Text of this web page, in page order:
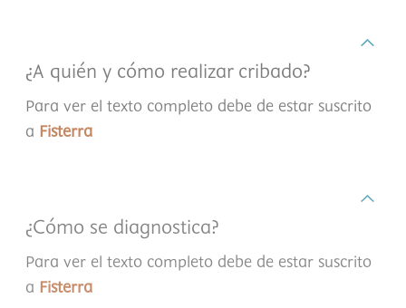
¿A quién y cómo realizar cribado?
Para ver el texto completo debe de estar suscrito
a Fisterra
¿Cómo se diagnostica?
Para ver el texto completo debe de estar suscrito
a Fisterra